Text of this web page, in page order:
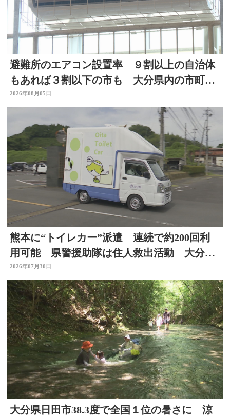
避難所のエアコン設置率 ９割以上の自治体
もあれば３割以下の市も 大分県内の市町村
を調査
2026年08月05日
熊本に“トイレカー”派遣 連続で約200回利
用可能 県警援助隊は住人救出活動 大分か
ら支援の輪広がる
2026年07月30日
大分県日田市38.3度で全国１位の暑さに 涼